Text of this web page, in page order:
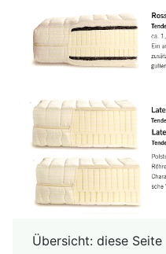
Übersicht: diese Seite